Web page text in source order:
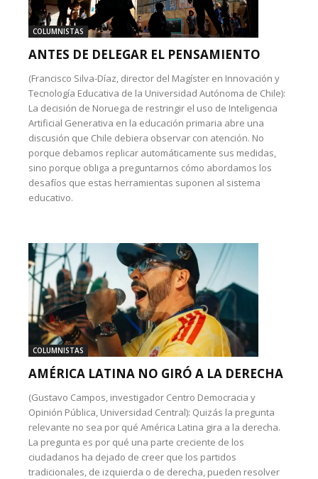
COLUMNISTAS
ANTES DE DELEGAR EL PENSAMIENTO
(Francisco Silva-Díaz, director del Magíster en Innovación y
Tecnología Educativa de la Universidad Autónoma de Chile):
La decisión de Noruega de restringir el uso de Inteligencia
Artificial Generativa en la educación primaria abre una
discusión que Chile debiera observar con atención. No
porque debamos replicar automáticamente sus medidas,
sino porque obliga a preguntarnos cómo abordamos los
desafíos que estas herramientas suponen al sistema
educativo.
COLUMNISTAS
AMÉRICA LATINA NO GIRÓ A LA DERECHA
(Gustavo Campos, investigador Centro Democracia y
Opinión Pública, Universidad Central): Quizás la pregunta
relevante no sea por qué América Latina gira a la derecha.
La pregunta es por qué una parte creciente de los
ciudadanos ha dejado de creer que los partidos
tradicionales, de izquierda o de derecha, pueden resolver